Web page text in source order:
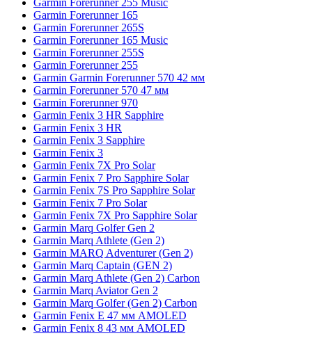
Garmin Forerunner 255 Music
Garmin Forerunner 165
Garmin Forerunner 265S
Garmin Forerunner 165 Music
Garmin Forerunner 255S
Garmin Forerunner 255
Garmin Garmin Forerunner 570 42 мм
Garmin Forerunner 570 47 мм
Garmin Forerunner 970
Garmin Fenix 3 HR Sapphire
Garmin Fenix 3 HR
Garmin Fenix 3 Sapphire
Garmin Fenix 3
Garmin Fenix 7X Pro Solar
Garmin Fenix 7 Pro Sapphire Solar
Garmin Fenix 7S Pro Sapphire Solar
Garmin Fenix 7 Pro Solar
Garmin Fenix 7X Pro Sapphire Solar
Garmin Marq Golfer Gen 2
Garmin Marq Athlete (Gen 2)
Garmin MARQ Adventurer (Gen 2)
Garmin Marq Captain (GEN 2)
Garmin Marq Athlete (Gen 2) Carbon
Garmin Marq Aviator Gen 2
Garmin Marq Golfer (Gen 2) Carbon
Garmin Fenix E 47 мм AMOLED
Garmin Fenix 8 43 мм AMOLED